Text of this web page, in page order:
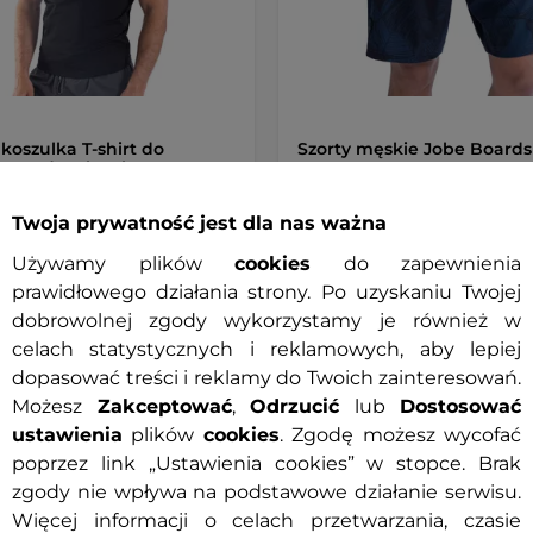
T-shirt do
wodnych Jobe
zł
+ Dodaj do koszyka
Szorty męskie Jobe
139,90 zł
Dostępny
+ Dodaj do koszyka
Twoja prywatność jest dla nas ważna
Używamy plików cookies do zapewnienia
prawidłowego działania strony. Po uzyskaniu Twojej
dobrowolnej zgody wykorzystamy je również w
celach statystycznych i reklamowych, aby lepiej
dopasować treści i reklamy do Twoich zainteresowań.
Możesz Zakceptować, Odrzucić lub Dostosować
ustawienia plików cookies. Zgodę możesz wycofać
poprzez link „Ustawienia cookies” w stopce. Brak
zgody nie wpływa na podstawowe działanie serwisu.
Więcej informacji o celach przetwarzania, czasie